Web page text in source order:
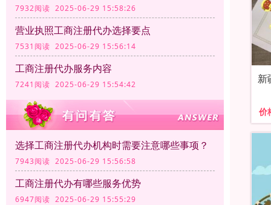
7932阅读 2025-06-29 15:58:26
营业执照工商注册代办选择要点
7531阅读 2025-06-29 15:56:14
工商注册代办服务内容
7241阅读 2025-06-29 15:54:42
选择工商注册代办机构时需要注意哪些事项？
7943阅读 2025-06-29 15:56:58
工商注册代办有哪些服务优势
6947阅读 2025-06-29 15:55:29
新
价